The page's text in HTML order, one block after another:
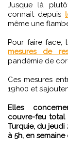
Jusque là
connait depuis
même une
Pour faire face,
mesures de
pandémie de
Ces mesures
19h00 et
Elles
couvre-feu total
Turquie, du jeudi
à 5h, en